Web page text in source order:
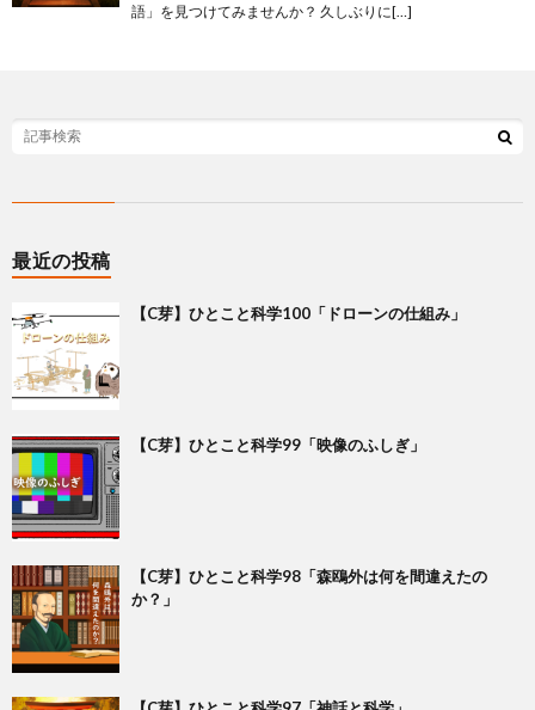
語」を見つけてみませんか？ 久しぶりに[…]
最近の投稿
【C芽】ひとこと科学100「ドローンの仕組み」
【C芽】ひとこと科学99「映像のふしぎ」
【C芽】ひとこと科学98「森鴎外は何を間違えたの
か？」